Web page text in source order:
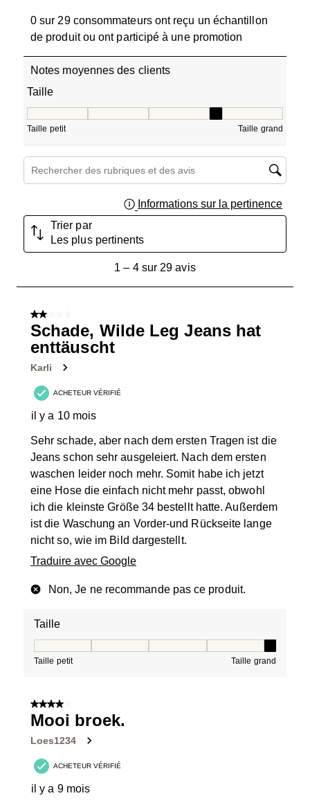
0 sur 29 consommateurs ont reçu un échantillon
de produit ou ont participé à une promotion
Notes moyennes des clients
Taille
Taille petit Taille grand
Zone de recherche de sujet et d'avis
Informations sur la pertinence
Trier par
Les plus pertinents
sur
avis.
1 – 4 sur 29 avis
2 sur 5 étoiles.
Schade, Wilde Leg Jeans hat
enttäuscht
Karli
ACHETEUR VÉRIFIÉ
il y a 10 mois
Sehr schade, aber nach dem ersten Tragen ist die
Jeans schon sehr ausgeleiert. Nach dem ersten
waschen leider noch mehr. Somit habe ich jetzt
eine Hose die einfach nicht mehr passt, obwohl
ich die kleinste Größe 34 bestellt hatte. Außerdem
ist die Waschung an Vorder-und Rückseite lange
nicht so, wie im Bild dargestellt.
Traduire avec Google
Non, Je ne recommande pas ce produit.
Taille
Taille petit Taille grand
4 sur 5 étoiles.
Mooi broek.
Loes1234
ACHETEUR VÉRIFIÉ
il y a 9 mois